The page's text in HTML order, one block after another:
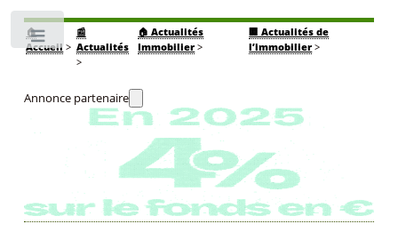
🏠
Accueil>
📰
Actualités
>
🏠 Actualités
Immobilier >
🏢 Actualités de
l’immobilier >
Annonce partenaire
Toggle